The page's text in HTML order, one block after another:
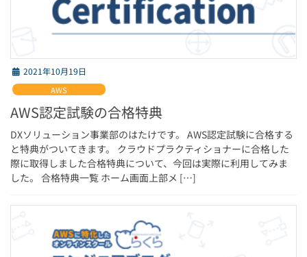
2021年10月19日
AWS
AWS認定試験の合格特典
DXソリューション事業部のはたけです。 AWS認定試験に合格する
と特典がついてきます。 クラウドプラクティショナーに合格した
際に取得しました合格特典について、今回は実際に利用してみま
した。 合格特典一覧 ホーム画面上部メ […]